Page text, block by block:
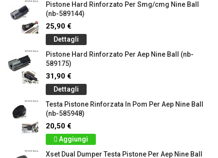
Pistone Hard Rinforzato Per Smg/cmg Nine Ball
(nb-589144)
25,90 €
Dettagli
Pistone Hard Rinforzato Per Aep Nine Ball (nb-
589175)
31,90 €
Dettagli
Testa Pistone Rinforzata In Pom Per Aep Nine Ball
(nb-585948)
20,50 €
Aggiungi
Xset Dual Dumper Testa Pistone Per Aep Nine Ball